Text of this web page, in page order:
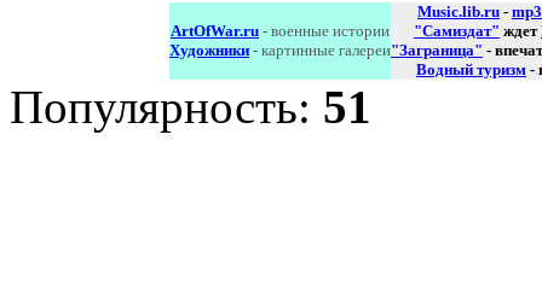
ArtOfWar.ru - военные истории
Художники - картинные галереи
Music.lib.ru - mp3
"Самиздат" ждет
"Заграница" -
Водный туризм -
Популярность: 51